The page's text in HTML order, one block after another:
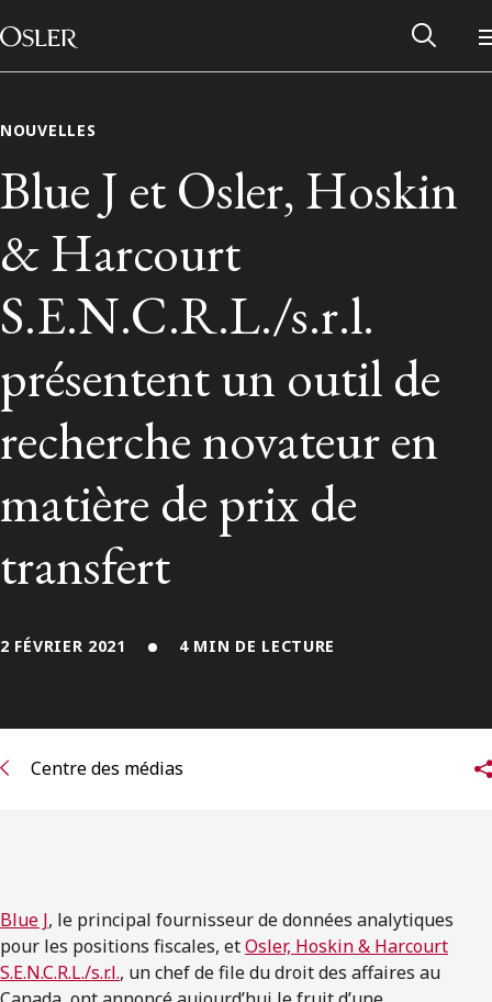
Passer au contenu
Main Navigation
Contactez-nous
ENGLISH
S’abonner aux articles Osler
NOUVELLES
Blue J et Osler, Hoskin
& Harcourt
S.E.N.C.R.L./s.r.l.
présentent un outil de
recherche novateur en
matière de prix de
transfert
2 FÉVRIER 2021 4 MIN DE LECTURE
Centre des médias
Blue J, le principal fournisseur de données analytiques
pour les positions fiscales, etOsler, Hoskin & Harcourt
S.E.N.C.R.L./s.r.l., un chef de file du droit des affaires au